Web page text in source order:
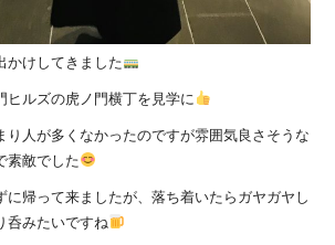
かけしてきました
ヒルズの虎ノ門横丁を見学に
り人が多くなかったのですが雰囲気良さそうな
素敵でした
に帰って来ましたが、落ち着いたらガヤガヤし
呑みたいですね